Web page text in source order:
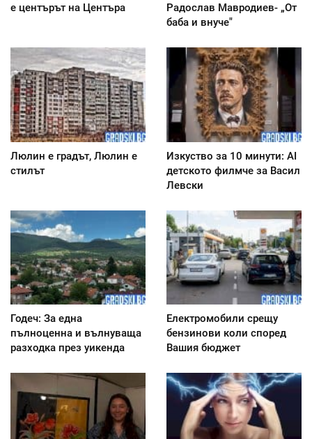
е центърът на Центъра
Радослав Мавродиев- „От
баба и внуче"
Люлин е градът, Люлин е
стилът
Изкуство за 10 минути: AI
детското филмче за Васил
Левски
Годеч: За една
пълноценна и вълнуваща
разходка през уикенда
Електромобили срещу
бензинови коли според
Вашия бюджет